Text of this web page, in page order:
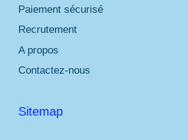
Paiement sécurisé
Recrutement
A propos
Contactez-nous
Sitemap